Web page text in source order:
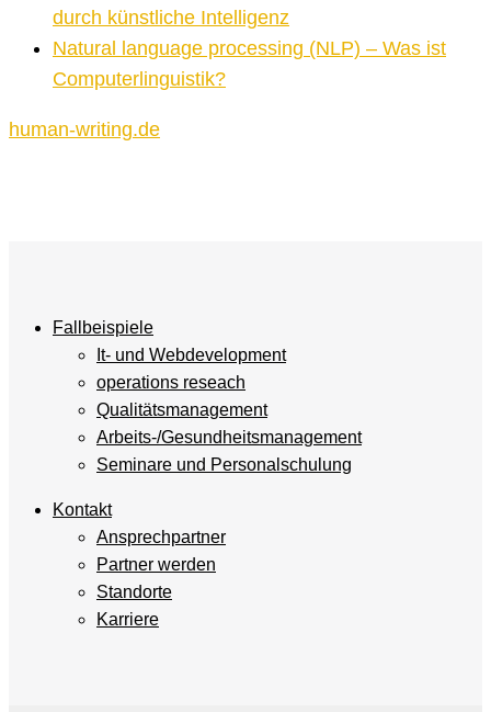
durch künstliche Intelligenz
Natural language processing (NLP) – Was ist
Computerlinguistik?
human-writing.de
Fallbeispiele
It- und Webdevelopment
operations reseach
Qualitätsmanagement
Arbeits-/Gesundheitsmanagement
Seminare und Personalschulung
Kontakt
Ansprechpartner
Partner werden
Standorte
Karriere